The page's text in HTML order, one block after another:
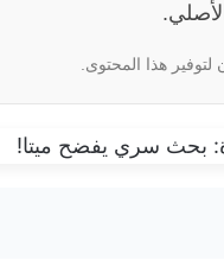
هذا المحتوى.